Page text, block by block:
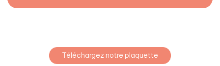
Téléchargez notre plaquette